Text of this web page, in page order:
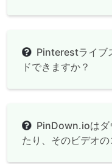
Pinterestライブ
ドできますか？
PinDown.ioはダ
たり、そのビデオ